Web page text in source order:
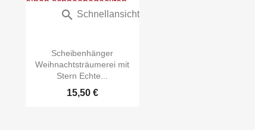
Scheibenhänger
Weihnachtsträumerei mit
Stern Echte...
15,50 €
 Schnellansicht